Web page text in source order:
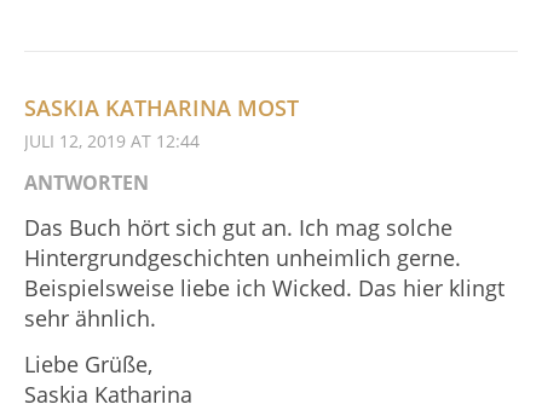
SASKIA KATHARINA MOST
JULI 12, 2019 AT 12:44
ANTWORTEN
Das Buch hört sich gut an. Ich mag solche
Hintergrundgeschichten unheimlich gerne.
Beispielsweise liebe ich Wicked. Das hier klingt
sehr ähnlich.
Liebe Grüße,
Saskia Katharina